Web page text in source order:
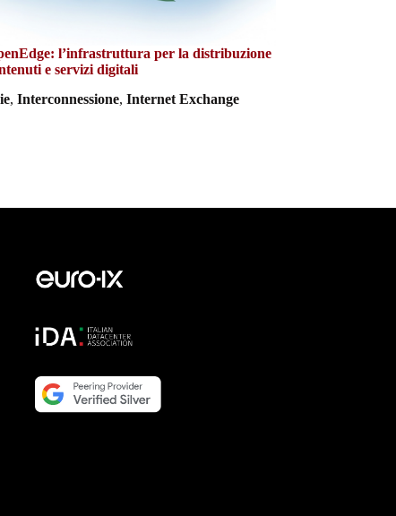
l’infrastruttura per la distribuzione
e servizi digitali
,Interconnessione,Internet Exchange